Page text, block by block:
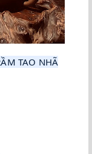
TAO NHÃ